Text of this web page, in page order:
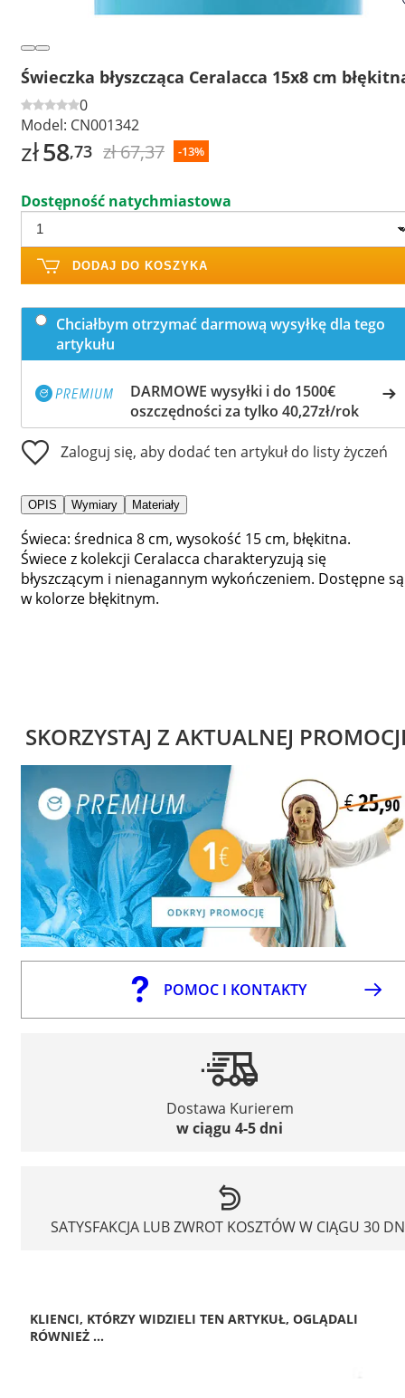
Świeczka błyszcząca Ceralacca 15x8 cm
0
Model: CN001342
zł58,73 zł 67,37 -13%
Dostępność natychmiastowa
DODAJ DO KOSZYKA
Chciałbym otrzymać darmową wysyłkę dla tego
artykułu
DARMOWE wysyłki i do 1500€
oszczędności za tylko 40,27zł/rok
Zaloguj się, aby dodać ten artykuł do listy życzeń
OPIS Wymiary Materiały
Świeca: średnica 8 cm, wysokość 15 cm, błękitna.
Świece z kolekcji Ceralacca charakteryzują się
błyszczącym i nienagannym wykończeniem. Dostępne są
w kolorze błękitnym.
SKORZYSTAJ Z AKTUALNEJ
POMOC I KONTAKTY
Dostawa Kurierem
w ciągu 4-5 dni
SATYSFAKCJA LUB ZWROT KOSZTÓW W CIĄGU 30
KLIENCI, KTÓRZY WIDZIELI TEN ARTYKUŁ, OGLĄDALI
RÓWNIEŻ ...